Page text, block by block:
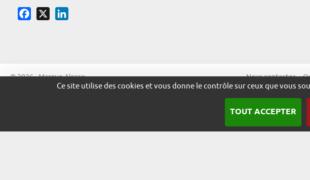
Facebook
© 2026 - Marque Alsace Nous contacter
Ce site utilise des cookies et vous donne le contrôle sur ceux que vous
TOUT ACCEPTER